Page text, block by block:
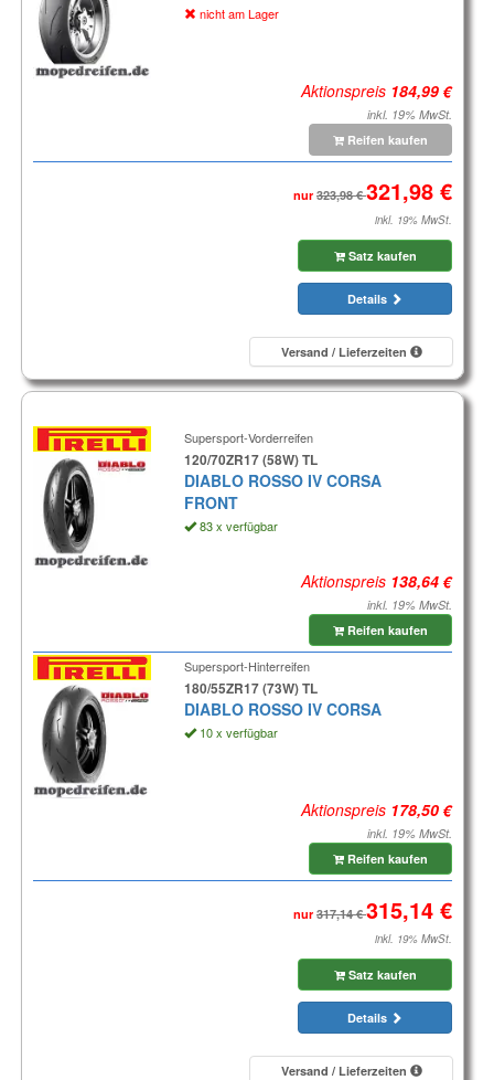
nicht am Lager
Aktionspreis
inkl. 19% MwSt.
Reifen kaufen
nur
inkl. 19% MwSt.
Satz kaufen
Details
Versand / Lieferzeiten
Supersport-Vorderreifen
120/70ZR17 (58W) TL
DIABLO ROSSO IV CORSA
FRONT
83 x verfügbar
Aktionspreis
inkl. 19% MwSt.
Reifen kaufen
Supersport-Hinterreifen
180/55ZR17 (73W) TL
DIABLO ROSSO IV CORSA
10 x verfügbar
Aktionspreis
inkl. 19% MwSt.
Reifen kaufen
nur
inkl. 19% MwSt.
Satz kaufen
Details
Versand / Lieferzeiten